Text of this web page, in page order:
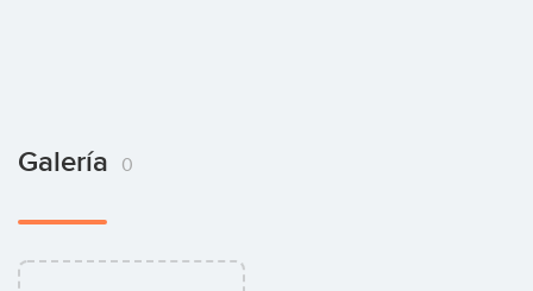
Galería 0